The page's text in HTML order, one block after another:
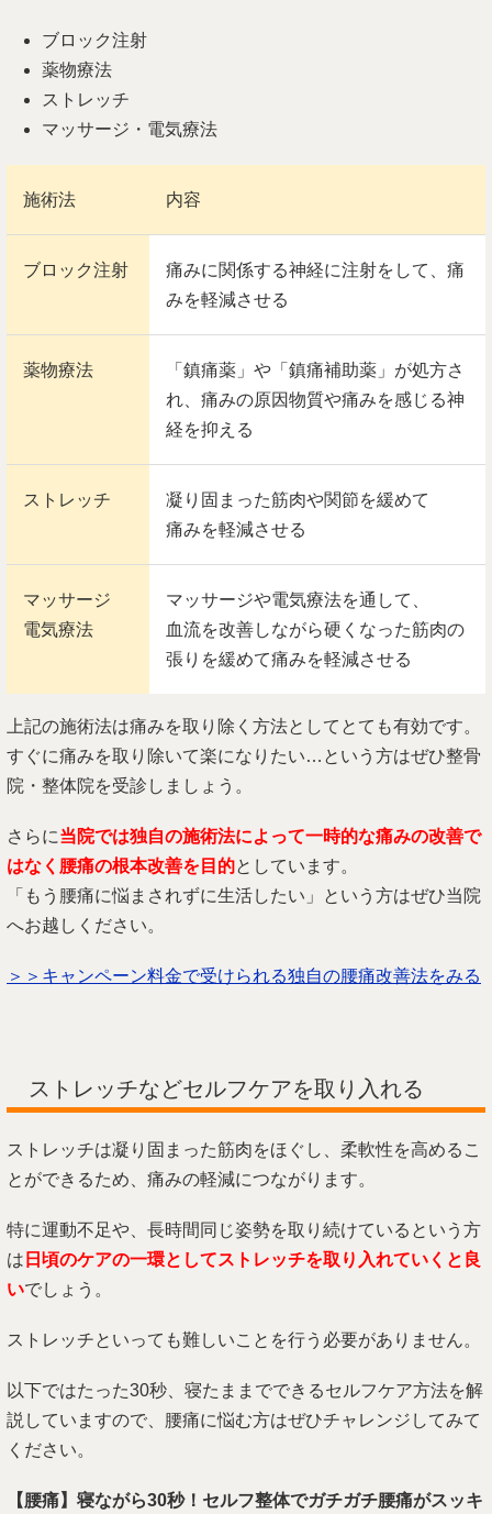
ブロック注射
薬物療法
ストレッチ
マッサージ・電気療法
施術法 内容
ブロック注射
痛みに関係する神経に注射をして、痛
みを軽減させる
薬物療法
「鎮痛薬」や「鎮痛補助薬」が処方さ
れ、痛みの原因物質や痛みを感じる神
経を抑える
ストレッチ
凝り固まった筋肉や関節を緩めて
痛みを軽減させる
マッサージ
電気療法
マッサージや電気療法を通して、
血流を改善しながら硬くなった筋肉の
張りを緩めて痛みを軽減させる
上記の施術法は痛みを取り除く方法としてとても有効です。
すぐに痛みを取り除いて楽になりたい…という方はぜひ整骨
院・整体院を受診しましょう。
さらに当院では独自の施術法によって一時的な痛みの改善で
はなく腰痛の根本改善を目的としています。
「もう腰痛に悩まされずに生活したい」という方はぜひ当院
へお越しください。
＞＞キャンペーン料金で受けられる独自の腰痛改善法をみる
ストレッチなどセルフケアを取り入れる
ストレッチは凝り固まった筋肉をほぐし、柔軟性を高めるこ
とができるため、痛みの軽減につながります。
特に運動不足や、長時間同じ姿勢を取り続けているという方
は 日頃のケアの一環としてストレッチを取り入れていくと良
いでしょう。
ストレッチといっても難しいことを行う必要がありません。
以下ではたった30秒、寝たままでできるセルフケア方法を解
説していますので、腰痛に悩む方はぜひチャレンジしてみて
ください。
【腰痛】寝ながら30秒！セルフ整体でガチガチ腰痛がスッキ